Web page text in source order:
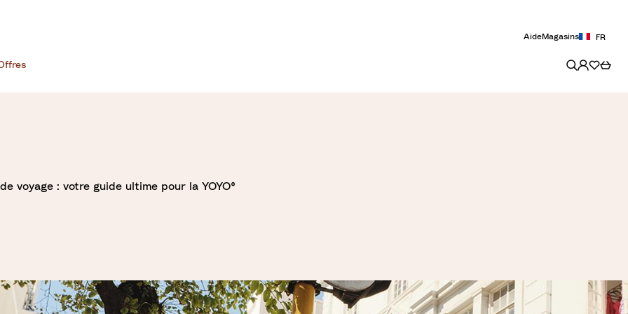
AideMagasins FR
voyage : votre guide ultime pour la YOYO®